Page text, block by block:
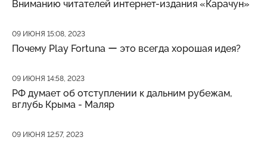
Вниманию читателей интернет-издания «Карачун»
Дата публикации
09 ИЮНЯ 15:08, 2023
Почему Play Fortuna ー это всегда хорошая идея?
Дата публикации
09 ИЮНЯ 14:58, 2023
РФ думает об отступлении к дальним рубежам,
вглубь Крыма - Маляр
Дата публикации
09 ИЮНЯ 12:57, 2023